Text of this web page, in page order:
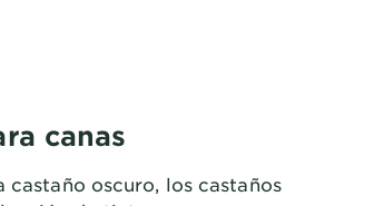
canas
oscuro, los castaños